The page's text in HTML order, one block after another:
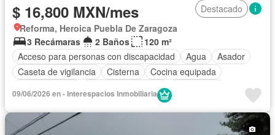
$ 16,800 MXN/mes
Destacado
Reforma, Heroica Puebla De Zaragoza
3 Recámaras
2 Baños
120 m²
Acceso para personas con discapacidad
Agua
Asador
Caseta de vigilancia
Cisterna
Cocina equipada
Cuarto de Limpieza
Estacionamiento Jardín
Recámara con closet
Seguridad
Vista panorámica
09/06/2026 en - Interespacios Inmobiliaria